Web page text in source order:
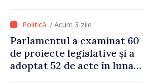
/ Acum 3 zile
Parlamentul a examinat 60
de proiecte legislative și a
adoptat 52 de acte în luna